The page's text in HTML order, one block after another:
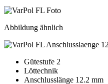
Abbildung ähnlich
Gütestufe 2
Löttechnik
Anschlusslänge 12.2 mm